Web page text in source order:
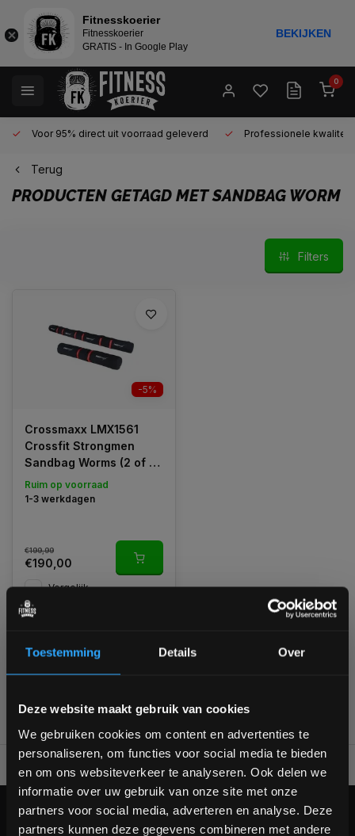
Toestemming Details Over
Deze website maakt gebruik van cookies
We gebruiken cookies om content en advertenties te
personaliseren, om functies voor social media te bieden
en om ons websiteverkeer te analyseren. Ook delen we
informatie over uw gebruik van onze site met onze
partners voor social media, adverteren en analyse. Deze
partners kunnen deze gegevens combineren met andere
0
Voor 95% direct uit voorraad geleverd Professionele kwaliteit
Terug
PRODUCTEN GETAGD MET SANDBAG WORM
Filters
-5%
Crossmaxx LMX1561
Crossfit Strongmen
Sandbag Worms (2 of 4
personen)
Ruim op voorraad
1-3 werkdagen
€199,99
€190,00
Vergelijk
1
Voor 95% direct uit voorraad geleverd Professionele
KLANTENSERVICE now opened
Bam! 5% korting op je volgende
Schrijf je in voor onze nieuwsbrief om op de hoogte te
blijven over onze nieuwe producten, deals en meer
interessante info. Ontvang 5% korting op je eerstvolgende
aankoop! 😀
Fitnesskoerier
Fitnesskoerier
GRATIS - In Google Play
BEKIJKEN